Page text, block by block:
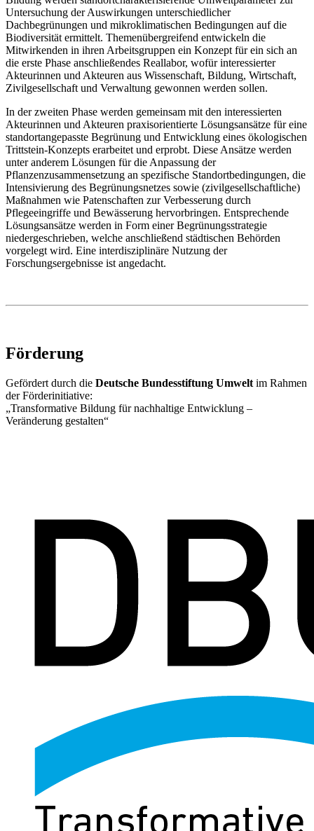
Untersuchung der Auswirkungen unterschiedlicher
Dachbegrünungen und mikroklimatischen Bedingungen auf die
Biodiversität ermittelt. Themenübergreifend entwickeln die
Mitwirkenden in ihren Arbeitsgruppen ein Konzept für ein sich an
die erste Phase anschließendes Reallabor, wofür interessierter
Akteurinnen und Akteuren aus Wissenschaft, Bildung, Wirtschaft,
Zivilgesellschaft und Verwaltung gewonnen werden sollen.
In der zweiten Phase werden gemeinsam mit den interessierten
Akteurinnen und Akteuren praxisorientierte Lösungsansätze für eine
standortangepasste Begrünung und Entwicklung eines ökologischen
Trittstein-Konzepts erarbeitet und erprobt. Diese Ansätze werden
unter anderem Lösungen für die Anpassung der
Pflanzenzusammensetzung an spezifische Standortbedingungen, die
Intensivierung des Begrünungsnetzes sowie (zivilgesellschaftliche)
Maßnahmen wie Patenschaften zur Verbesserung durch
Pflegeeingriffe und Bewässerung hervorbringen. Entsprechende
Lösungsansätze werden in Form einer Begrünungsstrategie
niedergeschrieben, welche anschließend städtischen Behörden
vorgelegt wird. Eine interdisziplinäre Nutzung der
Forschungsergebnisse ist angedacht.
Förderung
Gefördert durch die Deutsche Bundesstiftung Umwelt im Rahmen
der Förderinitiative:
„Transformative Bildung für nachhaltige Entwicklung –
Veränderung gestalten“